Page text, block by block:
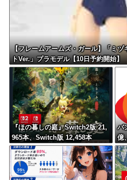
【フレームアームズ・ガール】「ミ
トVer.」プラモデル【10日予約開始】
『ほの暮しの庭』Switch2版 21,
965本、Switch版 12,458本
バ
億
億